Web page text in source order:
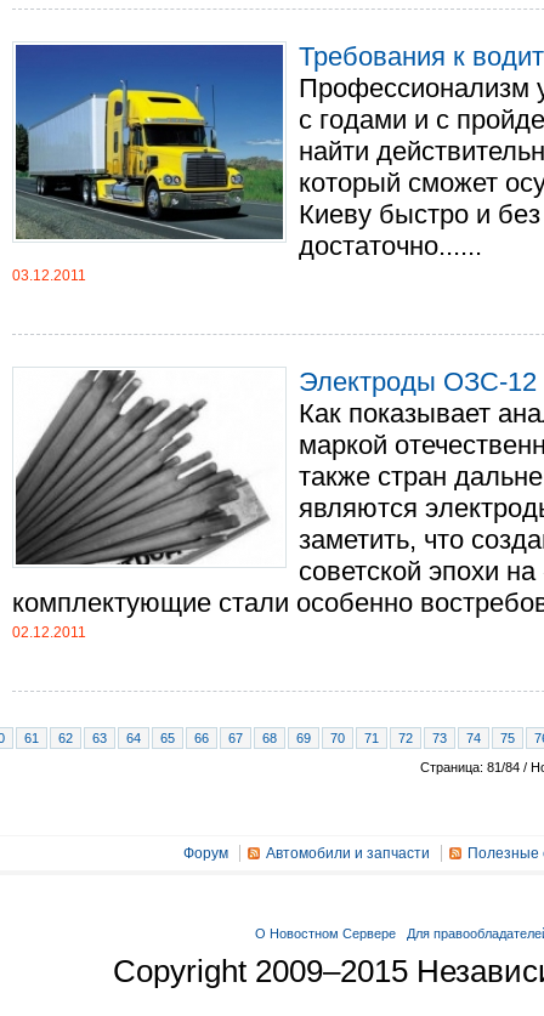
Требования к
Профессионализм
с годами и с
найти
который сможет
Киеву быстро и
достаточно......
03.12.2011
Электроды ОЗС-12
Как показывает
маркой
также стран
являются
заметить, что
советской эпохи
комплектующие стали особенно
02.12.2011
61 62 63 64 65 66 67 68 69 70 71 72 73 74 75
Страница: 81/84 /
Форум Автомобили и запчасти Полезные
О Новостном Сервере Для
Copyright 2009–2015